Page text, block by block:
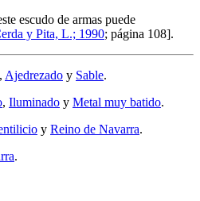
escudo de armas puede
y Pita, L.; 1990; página 108].
, Ajedrezado y Sable.
, Iluminado y Metal muy batido.
y Reino de Navarra.
.